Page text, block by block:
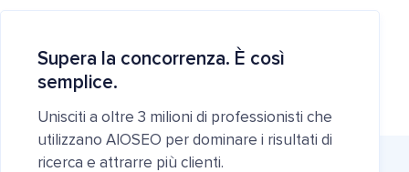
Supera la concorrenza. È così
semplice.
Unisciti a oltre 3 milioni di professionisti che
utilizzano AIOSEO per dominare i risultati di
ricerca e attrarre più clienti.